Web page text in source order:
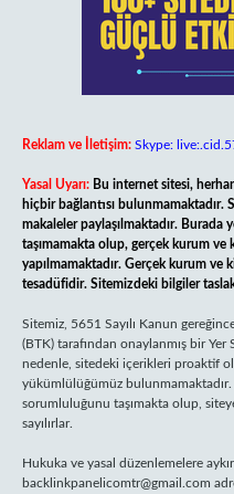
Reklam ve İletişim: Skype:
Yasal Uyarı: Bu internet sitesi,
hiçbir bağlantısı bulunmamaktadır.
makaleler paylaşılmaktadır. Burada
taşımamakta olup, gerçek kurum ve
yapılmamaktadır. Gerçek kurum ve
tesadüfidir. Sitemizdeki bilgiler
Sitemiz, 5651 Sayılı Kanun
(BTK) tarafından onaylanmış bir Yer
nedenle, sitedeki içerikleri proaktif
yükümlülüğümüz bulunmamaktadır.
sorumluluğunu taşımakta olup,
sayılırlar.
Hukuka ve yasal düzenlemelere
backlinkpanelicomtr@gmail.com